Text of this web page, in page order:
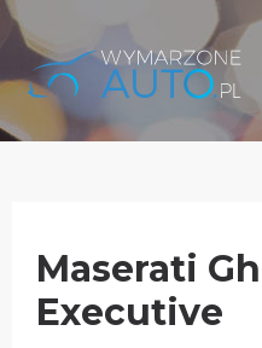
Maserati
Executive